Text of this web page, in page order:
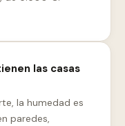
las casas
la humedad es
paredes,